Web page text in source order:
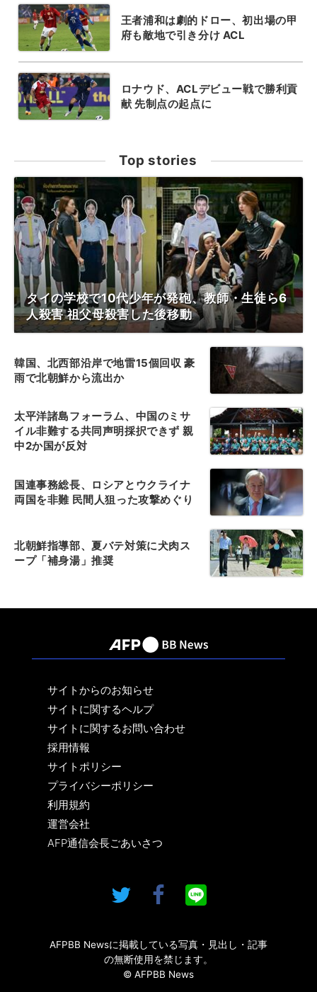
王者浦和は劇的ドロー、初出場の甲
府も敵地で引き分け ACL
ロナウド、ACLデビュー戦で勝利貢
献 先制点の起点に
Top stories
タイの学校で10代少年が発砲、教師・生徒ら6
人殺害 祖父母殺害した後移動
韓国、北西部沿岸で地雷15個回収 豪
雨で北朝鮮から流出か
太平洋諸島フォーラム、中国のミサ
イル非難する共同声明採択できず 親
中2か国が反対
国連事務総長、ロシアとウクライナ
両国を非難 民間人狙った攻撃めぐり
北朝鮮指導部、夏バテ対策に犬肉ス
ープ「補身湯」推奨
サイトからのお知らせ
サイトに関するヘルプ
サイトに関するお問い合わせ
採用情報
サイトポリシー
プライバシーポリシー
利用規約
運営会社
AFP通信会長ごあいさつ
AFPBB Newsに掲載している写真・見出し・記事
の無断使用を禁じます。
© AFPBB News